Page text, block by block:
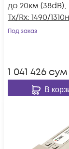
до 20км (38dB),
Tx/Rx: 1490/
Под заказ
1 041 426 сум
В